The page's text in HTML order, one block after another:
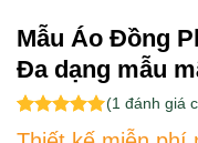
Mẫu Áo Đồng
Đa dạng mẫu
5.00trên 5
1
(1đánh giá